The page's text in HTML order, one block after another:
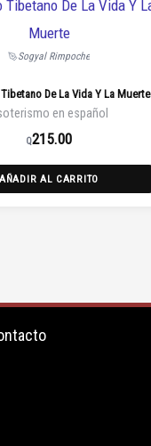
Sogyal Rimpoche
De La Vida Y La Muerte
en español
Q215.00
AÑADIR AL CARRITO